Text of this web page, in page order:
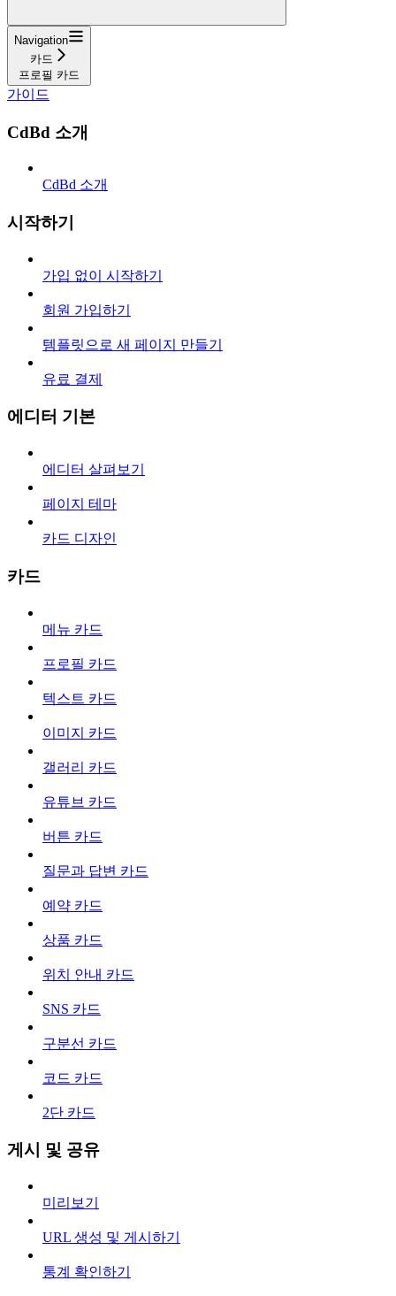
Navigation
카드
프로필 카드
가이드
CdBd 소개
CdBd 소개
시작하기
가입 없이 시작하기
회원 가입하기
템플릿으로 새 페이지 만들기
유료 결제
에디터 기본
에디터 살펴보기
페이지 테마
카드 디자인
카드
메뉴 카드
프로필 카드
텍스트 카드
이미지 카드
갤러리 카드
유튜브 카드
버튼 카드
질문과 답변 카드
예약 카드
상품 카드
위치 안내 카드
SNS 카드
구분선 카드
코드 카드
2단 카드
게시 및 공유
미리보기
URL 생성 및 게시하기
통계 확인하기